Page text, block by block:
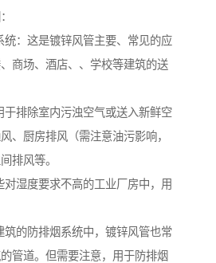
：这是镀锌风管主要、常见的应
商场、酒店、、学校等建筑的送
排除室内污浊空气或送入新鲜空
、厨房排风（需注意油污影响，
排风等。
湿度要求不高的工业厂房中，用
的防排烟系统中，镀锌风管也常
管道。但需要注意，用于防排烟